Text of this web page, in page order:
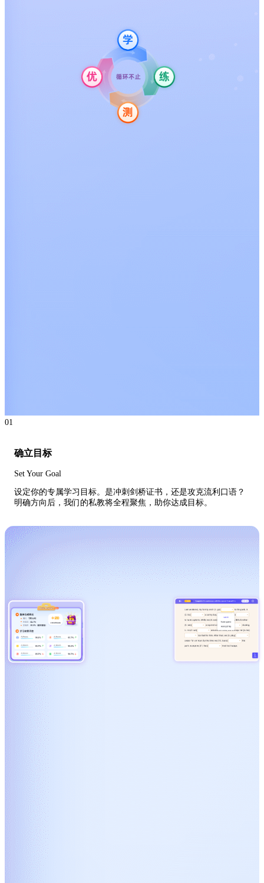
01
确立目标
Set Your Goal
设定你的专属学习目标。是冲刺剑桥证书，还是攻克流利口语？
明确方向后，我们的私教将全程聚焦，助你达成目标。